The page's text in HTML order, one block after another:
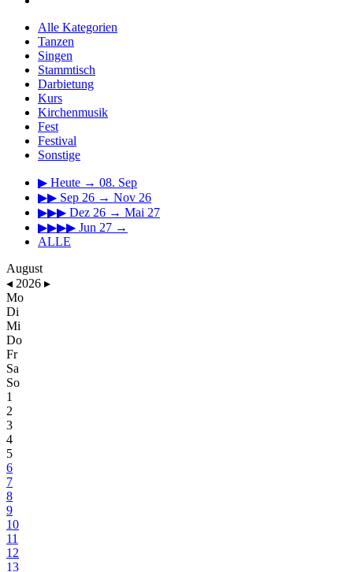
Alle Kategorien
Tanzen
Singen
Stammtisch
Darbietung
Kurs
Kirchenmusik
Fest
Festival
Sonstige
▶ Heute → 08. Sep
▶▶ Sep 26 → Nov 26
▶▶▶ Dez 26 → Mai 27
▶▶▶▶ Jun 27 →
ALLE
August
◂ 2026 ▸
Mo
Di
Mi
Do
Fr
Sa
So
1
2
3
4
5
6
7
8
9
10
11
12
13